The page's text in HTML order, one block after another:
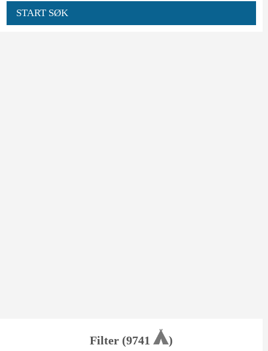
START SØK
Filter (9741
)